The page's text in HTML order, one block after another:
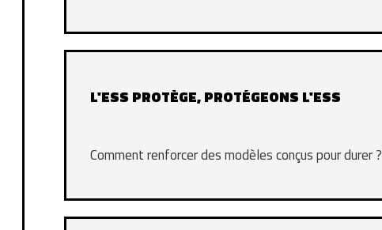
L'ESS PROTÈGE, PROTÉGEONS L'ESS
Comment renforcer des modèles conçus pour durer ?